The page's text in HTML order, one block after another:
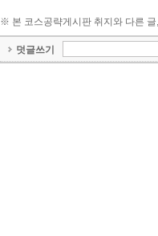
※ 본 코스공략게시판 취지와 다른
덧글쓰기